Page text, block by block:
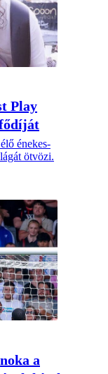
Play
fődíját
énekes-
ötvözi.
a